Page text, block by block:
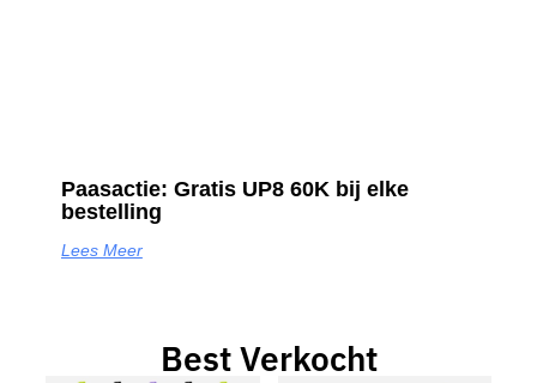
Paasactie: Gratis UP8 60K bij elke
bestelling
Lees Meer
Best Verkocht